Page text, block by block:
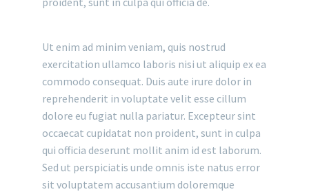
Ut enim ad minim veniam, quis nostrud
exercitation ullamco laboris nisi ut aliquip ex ea
commodo consequat. Duis aute irure dolor in
reprehenderit in voluptate velit esse cillum
dolore eu fugiat nulla pariatur. Excepteur sint
occaecat cupidatat non proident, sunt in culpa
qui officia deserunt mollit anim id est laborum.
Sed ut perspiciatis unde omnis iste natus error
sit voluptatem accusantium doloremque